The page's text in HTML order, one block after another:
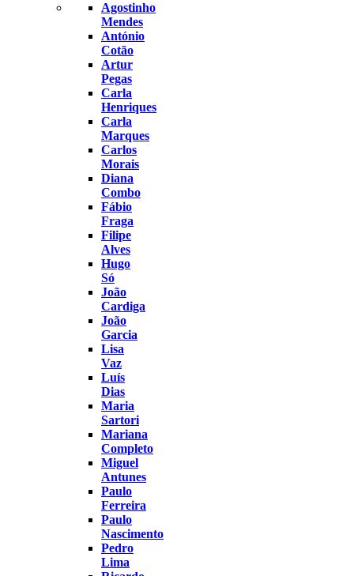
Agostinho
Mendes
António
Cotão
Artur
Pegas
Carla
Henriques
Carla
Marques
Carlos
Morais
Diana
Combo
Fábio
Fraga
Filipe
Alves
Hugo
Só
João
Cardiga
João
Garcia
Lisa
Vaz
Luís
Dias
Maria
Sartori
Mariana
Completo
Miguel
Antunes
Paulo
Ferreira
Paulo
Nascimento
Pedro
Lima